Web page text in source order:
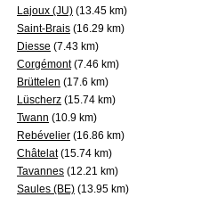
Lajoux (JU) (13.45 km)
Saint-Brais (16.29 km)
Diesse (7.43 km)
Corgémont(7.46 km)
Brüttelen (17.6 km)
Lüscherz (15.74 km)
Twann (10.9 km)
Rebévelier (16.86 km)
Châtelat(15.74 km)
Tavannes (12.21 km)
Saules (BE) (13.95 km)